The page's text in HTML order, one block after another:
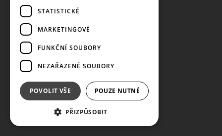
STATISTICKÉ
MARKETINGOVÉ
FUNKČNÍ SOUBORY
NEZAŘAZENÉ SOUBORY
POVOLIT VŠE POUZE NUTNÉ
PŘIZPŮSOBIT